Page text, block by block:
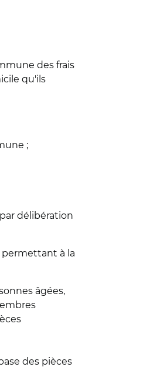
des frais
qu'ils
;
délibération
permettant à la
âgées,
des pièces